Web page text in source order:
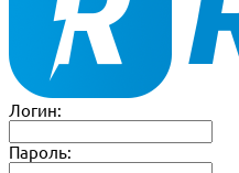
Логин:
Пароль: